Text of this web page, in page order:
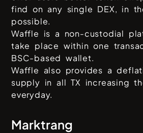
find on any single DEX, in
possible.
Waffle is a non-custodial
take place within one
BSC-based wallet.
Waffle also provides a
supply in all TX increasing
everyday.
Marktrang